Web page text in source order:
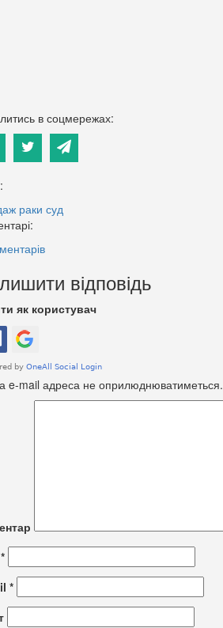
в соцмережах:
раки суд
відповідь
як користувач
e-mail адреса не оприлюднюватиметься.
*
*